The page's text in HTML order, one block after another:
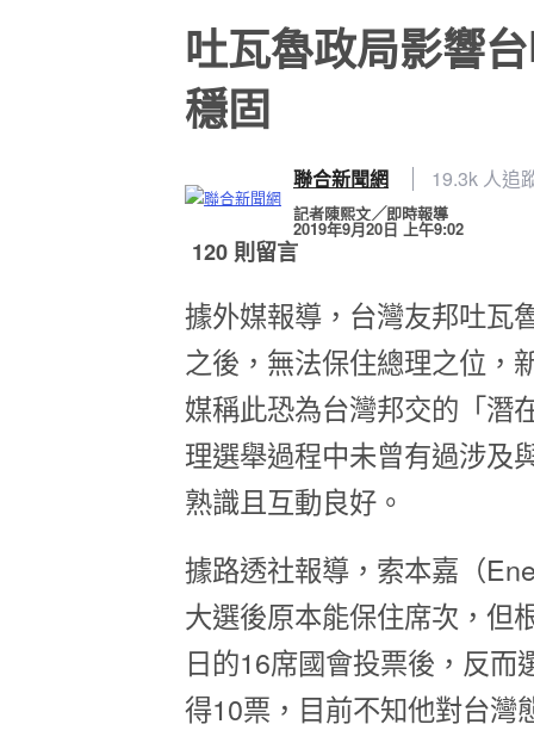
吐瓦魯政局影響
穩固
聯合新聞網 19.3k 人追
記者陳熙文╱即時報導
2019年9月20日 上午9:02
120 則留言
據外媒報導，台灣友邦吐瓦
之後，無法保住總理之位，
媒稱此恐為台灣邦交的「潛
理選舉過程中未曾有過涉及
熟識且互動良好。
據路透社報導，索本嘉（
大選後原本能保住席次，但
日的16席國會投票後，反
得10票，目前不知他對台灣